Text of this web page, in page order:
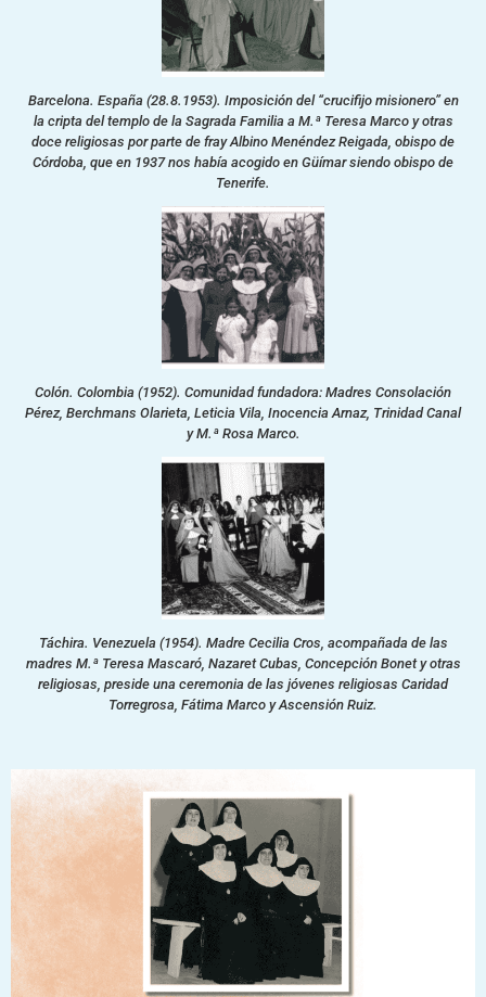
Barcelona. España (28.8.1953). Imposición del “crucifijo misionero” en
la cripta del templo de la Sagrada Familia a M.ª Teresa Marco y otras
doce religiosas por parte de fray Albino Menéndez Reigada, obispo de
Córdoba, que en 1937 nos había acogido en Güímar siendo obispo de
Tenerife.
Colón. Colombia (1952). Comunidad fundadora: Madres Consolación
Pérez, Berchmans Olarieta, Leticia Vila, Inocencia Arnaz, Trinidad Canal
y M.ª Rosa Marco.
Táchira. Venezuela (1954). Madre Cecilia Cros, acompañada de las
madres M.ª Teresa Mascaró, Nazaret Cubas, Concepción Bonet y otras
religiosas, preside una ceremonia de las jóvenes religiosas Caridad
Torregrosa, Fátima Marco y Ascensión Ruiz.